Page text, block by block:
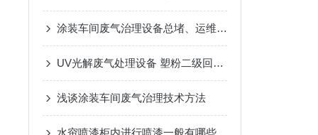
涂装车间废气治理设备总堵、运维贵？预处理工艺选错全白搭
UV光解废气处理设备 塑粉二级回收设备
浅谈涂装车间废气治理技术方法